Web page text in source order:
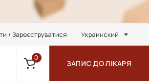
/ Зареєструватися Украинский
0
ЗАПИС ДО ЛІКАРЯ